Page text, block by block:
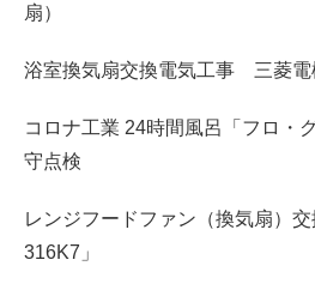
扇）
浴室換気扇交換電気工事 三菱
コロナ工業 24時間風呂「フロ・
守点検
レンジフードファン（換気扇）
316K7」